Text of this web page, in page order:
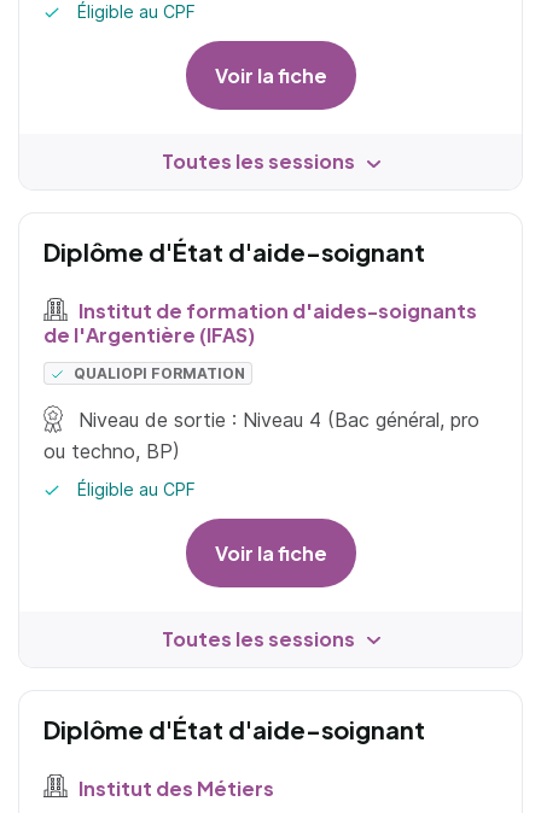
Éligible au CPF
Voir la fiche
Toutes les sessions
Diplôme d'État d'aide-soignant
Institut de formation d'aides-soignants
de l'Argentière (IFAS)
QUALIOPI FORMATION
Niveau de sortie : Niveau 4 (Bac général, pro
ou techno, BP)
Éligible au CPF
Voir la fiche
Toutes les sessions
Diplôme d'État d'aide-soignant
Institut des Métiers